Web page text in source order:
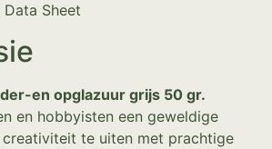
Sheet
en opglazuur grijs 50 gr.
en hobbyisten een geweldige
creativiteit te uiten met prachtige